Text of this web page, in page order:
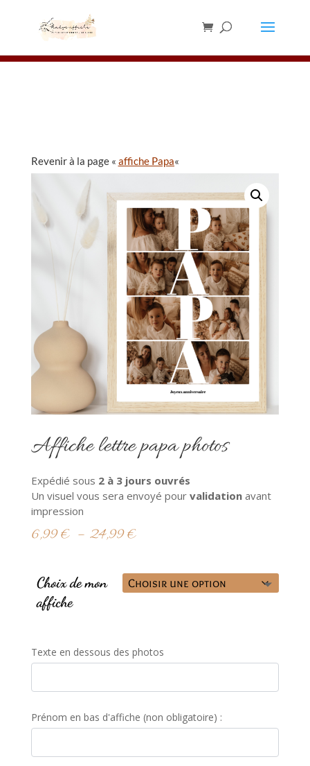
Les chevalets sont en rupture de stock,
merci de ne pas en commander pour le
Revenir à la page « affiche Papa«
Affiche lettre papa photos
Expédié sous 2à 3 jours ouvrés
Un visuel vous sera envoyé pour validationavant
impression
6,99€ – 24,99€Plage
6,99 €
à
Choix de mon
affiche
Texte en dessous des photos
Prénom en bas d'affiche (non obligatoire) :